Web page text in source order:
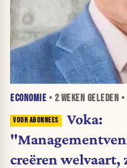
ECONOMIE • 2 WEKEN GELEDEN
Voka:
creëren welvaart,